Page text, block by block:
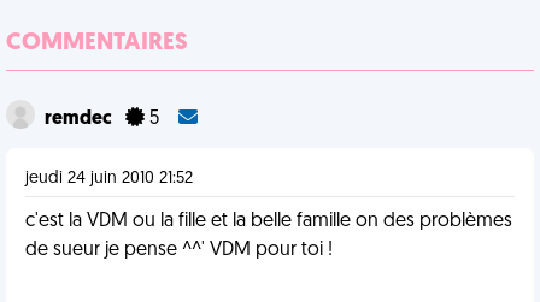
COMMENTAIRES
remdec 5
jeudi 24 juin 2010 21:52
c'est la VDM ou la fille et la belle famille on des problèmes
de sueur je pense ^^' VDM pour toi !